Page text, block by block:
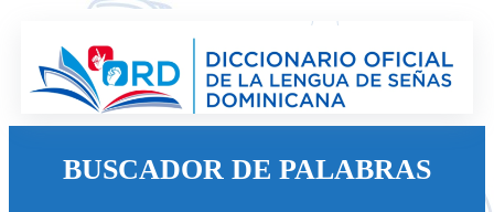
BUSCADOR DE PALABRAS